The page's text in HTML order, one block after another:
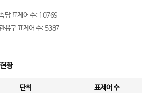
담 표제어 수: 10769
용구 표제어 수: 5387
황
단위 표제어 수